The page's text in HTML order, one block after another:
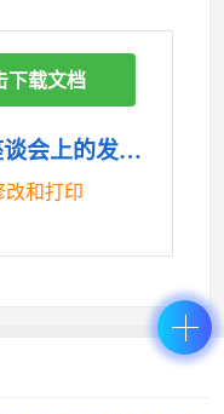
《住建局长在五四青年座谈会上的发言材料.doc》
改和打印
下载文档